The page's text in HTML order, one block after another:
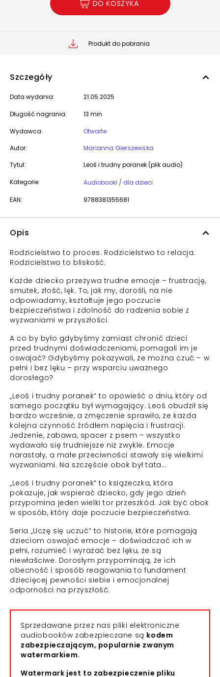
DO KOSZYKA
Produkt do pobrania
Szczegóły
Data wydania: 21.05.2025
Długość nagrania: 13 min
Wydawca:
Otwarte
Autor:
Marianna Gierszewska
Tytuł:
Leoś i trudny poranek (plik audio)
Kategorie: Audiobooki / dla dzieci
EAN: 9788381355681
Opis
Rodzicielstwo to proces. Rodzicielstwo to relacja.
Rodzicielstwo to bliskość.
Każde dziecko przeżywa trudne emocje – frustrację,
smutek, złość, lęk. To, jak my, dorośli, na nie
odpowiadamy, kształtuje jego poczucie
bezpieczeństwa i zdolność do radzenia sobie z
wyzwaniami w przyszłości.
A co by było gdybyśmy zamiast chronić dzieci
przed trudnymi doświadczeniami, pomagali im je
oswajać? Gdybyśmy pokazywali, że można czuć – w
pełni i bez lęku – przy wsparciu uważnego
dorosłego?
„Leoś i trudny poranek” to opowieść o dniu, który od
samego początku był wymagający. Leoś obudził się
bardzo wcześnie, a zmęczenie sprawiło, że każda
kolejna czynność źródłem napięcia i frustracji.
Jedzenie, zabawa, spacer z psem – wszystko
wydawało się trudniejsze niż zwykle. Emocje
narastały, a małe przeciwności stawały się wielkimi
wyzwaniami. Na szczęście obok był tata...
„Leoś i trudny poranek” to książeczka, która
pokazuje, jak wspierać dziecko, gdy jego dzień
przypomina jeden wielki tor przeszkód. Jak być obok
w sposób, który daje poczucie bezpieczeństwa.
Seria „Uczę się uczuć” to historie, które pomagają
dzieciom oswajać emocje – doświadczać ich w
pełni, rozumieć i wyrażać bez lęku, że są
niewłaściwe. Dorosłym przypominają, że ich
obecność i sposób reagowania to fundament
dziecięcej pewności siebie i emocjonalnej
odporności na przyszłość.
Sprzedawane przez nas pliki elektroniczne
audiobooków zabezpieczane są kodem
zabezpieczającym, popularnie zwanym
watermarkiem.
Watermark jest to zabezpieczenie pliku